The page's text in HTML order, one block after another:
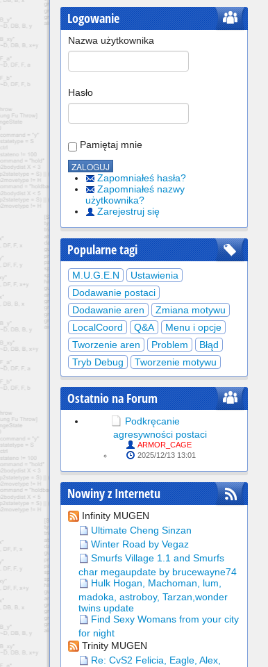
Logowanie
Nazwa użytkownika
Hasło
Pamiętaj mnie
Zapomniałeś hasła?
Zapomniałeś nazwy
użytkownika?
Zarejestruj się
Popularne tagi
M.U.G.E.N
Ustawienia
Dodawanie postaci
Dodawanie aren
Zmiana motywu
LocalCoord
Q&A
Menu i opcje
Tworzenie aren
Problem
Błąd
Tryb Debug
Tworzenie motywu
Ostatnio na Forum
Podkręcanie
agresywności postaci
ARMOR_CAGE
2025/12/13 13:01
Nowiny z Internetu
Infinity MUGEN
Ultimate Cheng Sinzan
Winter Road by Vegaz
Smurfs Village 1.1 and Smurfs
char megaupdate by brucewayne74
Hulk Hogan, Machoman, lum,
madoka, astroboy, Tarzan,wonder
twins update
Find Sexy Womans from your city
for night
Trinity MUGEN
Re: CvS2 Felicia, Eagle, Alex,